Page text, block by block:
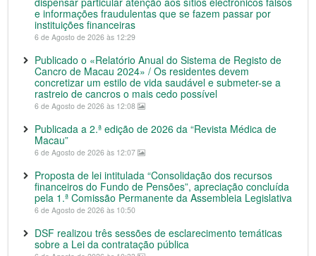
e informações fraudulentas que se fazem passar por
instituições financeiras
6 de Agosto de 2026 às 12:29
Publicado o «Relatório Anual do Sistema de Registo de
Cancro de Macau 2024» / Os residentes devem
concretizar um estilo de vida saudável e submeter-se a
rastreio de cancros o mais cedo possível
6 de Agosto de 2026 às 12:08
Publicada a 2.ª edição de 2026 da “Revista Médica de
Macau”
6 de Agosto de 2026 às 12:07
Proposta de lei intitulada “Consolidação dos recursos
financeiros do Fundo de Pensões”, apreciação concluída
pela 1.ª Comissão Permanente da Assembleia Legislativa
6 de Agosto de 2026 às 10:50
DSF realizou três sessões de esclarecimento temáticas
sobre a Lei da contratação pública